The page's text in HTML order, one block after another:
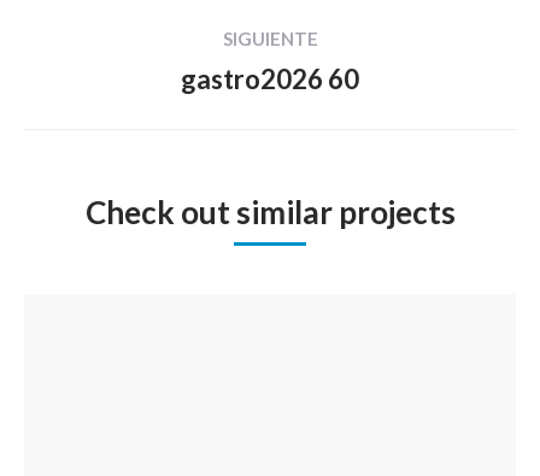
SIGUIENTE
Proyecto
gastro2026 60
Check out similar projects